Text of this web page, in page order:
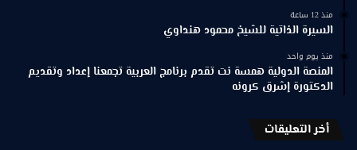
منذ 12 ساعة
السيرة الذاتية للشيخ محمود هنداوي
منذ يوم واحد
المنصة الدولية همسة نت تقدم برنامج العربية تجمعنا إعداد وتقديم
الدكتورة إشرق كرونه
أخر التعليقات